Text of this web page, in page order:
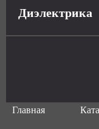
Диэлектрика
Главная